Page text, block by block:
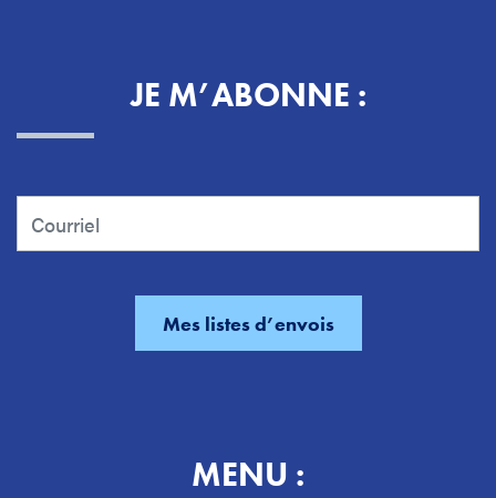
JE M’ABONNE :
MENU :